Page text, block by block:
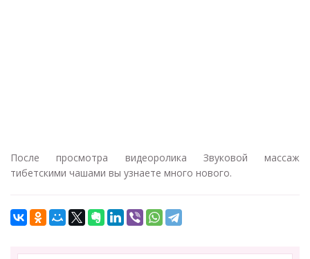
После просмотра видеоролика Звуковой массаж
тибетскими чашами вы узнаете много нового.